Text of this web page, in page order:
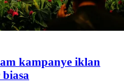
kampanye iklan